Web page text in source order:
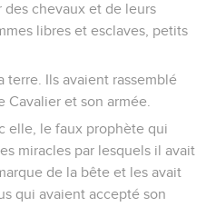
des chevaux et de leurs
libres et esclaves, petits
terre. Ils avaient rassemblé
Cavalier et son armée.
elle, le faux prophète qui
miracles par lesquels il avait
de la bête et les avait
qui avaient accepté son